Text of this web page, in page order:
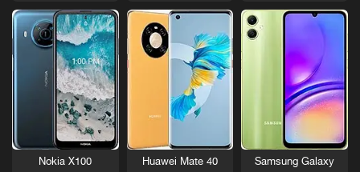
Samsung Galaxy
Huawei Mate 40
Nokia X100